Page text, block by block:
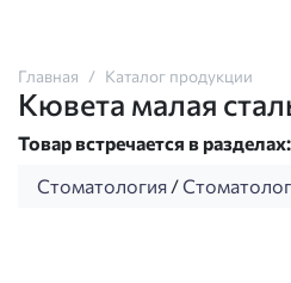
Главная Каталог продукции
Кювета малая
Товар встречается в разделах:
Стоматология /